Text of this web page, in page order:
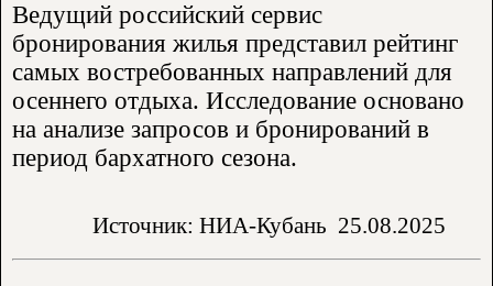
Ведущий российский сервис
бронирования жилья представил рейтинг
самых востребованных направлений для
осеннего отдыха. Исследование основано
на анализе запросов и бронирований в
период бархатного сезона.
Источник: НИА-Кубань 25.08.2025